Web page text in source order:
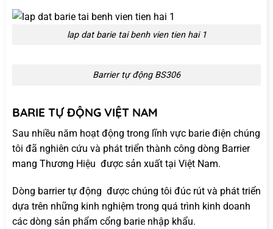
lap dat barie tai benh vien tien hai 1
Barrier tự động BS306
BARIE TỰ ĐỘNG VIỆT NAM
Sau nhiều năm hoạt động trong lĩnh vực barie điện chúng
tôi đã nghiên cứu và phát triển thành công dòng Barrier
mang Thương Hiệu được sản xuất tại Việt Nam.
Dòng barrier tự động được chúng tôi đúc rút và phát triển
dựa trên những kinh nghiệm trong quá trình kinh doanh
các dòng sản phẩm cổng barie nhập khẩu.